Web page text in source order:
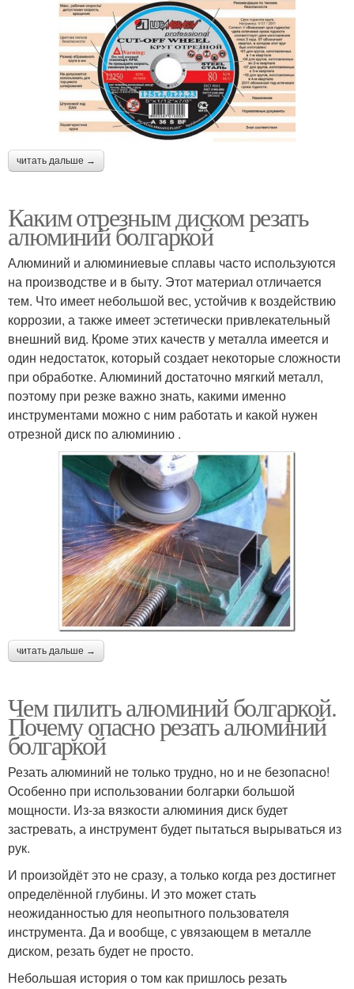
читать дальше →
Каким отрезным диском резать
алюминий болгаркой
Алюминий и алюминиевые сплавы часто используются
на производстве и в быту. Этот материал отличается
тем. Что имеет небольшой вес, устойчив к воздействию
коррозии, а также имеет эстетически привлекательный
внешний вид. Кроме этих качеств у металла имеется и
один недостаток, который создает некоторые сложности
при обработке. Алюминий достаточно мягкий металл,
поэтому при резке важно знать, какими именно
инструментами можно с ним работать и какой нужен
отрезной диск по алюминию .
читать дальше →
Чем пилить алюминий болгаркой.
Почему опасно резать алюминий
болгаркой
Резать алюминий не только трудно, но и не безопасно!
Особенно при использовании болгарки большой
мощности. Из-за вязкости алюминия диск будет
застревать, а инструмент будет пытаться вырываться из
рук.
И произойдёт это не сразу, а только когда рез достигнет
определённой глубины. И это может стать
неожиданностью для неопытного пользователя
инструмента. Да и вообще, с увязающем в металле
диском, резать будет не просто.
Небольшая история о том как пришлось резать